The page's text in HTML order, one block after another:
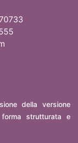
della versione
strutturata e